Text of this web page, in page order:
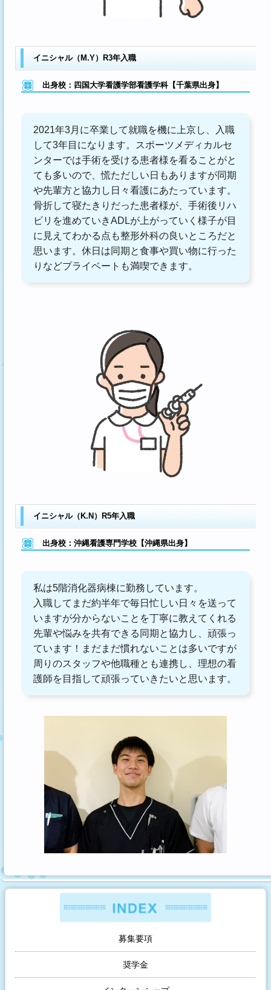
イニシャル（M.Y）R3年入職
出身校：四国大学看護学部看護学科【千葉県出身】
2021年3月に卒業して就職を機に上京し、入職
して3年目になります。スポーツメディカルセ
ンターでは手術を受ける患者様を看ることがと
ても多いので、慌ただしい日もありますが同期
や先輩方と協力し日々看護にあたっています。
骨折して寝たきりだった患者様が、手術後リハ
ビリを進めていきADLが上がっていく様子が目
に見えてわかる点も整形外科の良いところだと
思います。休日は同期と食事や買い物に行った
りなどプライベートも満喫できます。
イニシャル（K.N）R5年入職
出身校：沖縄看護専門学校【沖縄県出身】
私は5階消化器病棟に勤務しています。
入職してまだ約半年で毎日忙しい日々を送って
いますが分からないことを丁寧に教えてくれる
先輩や悩みを共有できる同期と協力し、頑張っ
ています！まだまだ慣れないことは多いですが
周りのスタッフや他職種とも連携し、理想の看
護師を目指して頑張っていきたいと思います。
募集要項
奨学金